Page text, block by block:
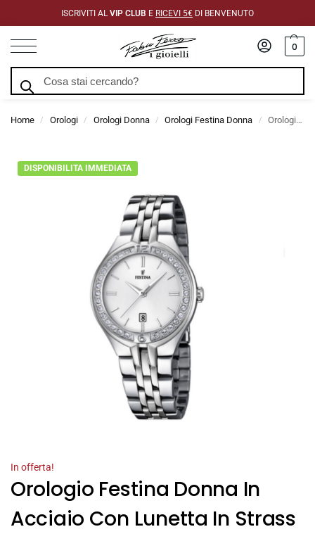
ISCRIVITI AL VIP CLUB E RICEVI 5€ DI BENVENUTO
0
Home / Orologi / Orologi Donna / Orologi Festina Donna / Orologio Festina Donna In Acciaio Con Lunetta In Strass e Quadrante Argentè
DISPONIBILITA IMMEDIATA
In offerta!
Orologio Festina Donna In
Acciaio Con Lunetta In Strass